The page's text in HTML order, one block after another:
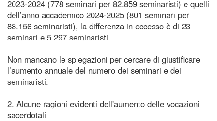
2023-2024 (778 seminari per 82.859 seminaristi) e quelli
dell’anno accademico 2024-2025 (801 seminari per
88.156 seminaristi), la differenza in eccesso è di 23
seminari e 5.297 seminaristi.
Non mancano le spiegazioni per cercare di giustificare
l’aumento annuale del numero dei seminari e dei
seminaristi.
2. Alcune ragioni evidenti dell'aumento delle vocazioni
sacerdotali